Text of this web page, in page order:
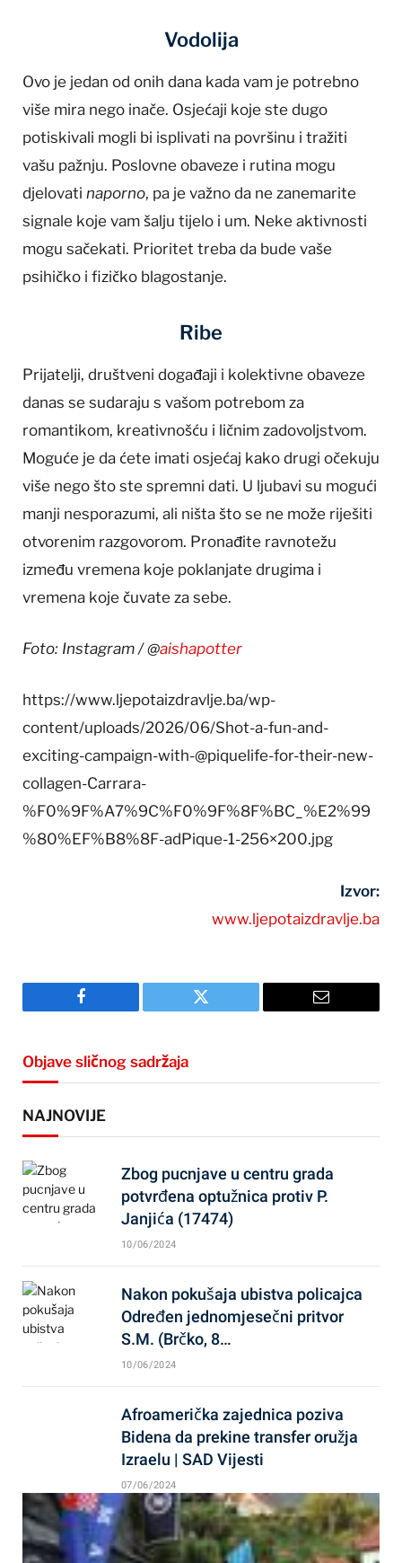
Vodolija
Ovo je jedan od onih dana kada vam je potrebno
više mira nego inače. Osjećaji koje ste dugo
potiskivali mogli bi isplivati na površinu i tražiti
vašu pažnju. Poslovne obaveze i rutina mogu
djelovati naporno, pa je važno da ne zanemarite
signale koje vam šalju tijelo i um. Neke aktivnosti
mogu sačekati. Prioritet treba da bude vaše
psihičko i fizičko blagostanje.
Ribe
Prijatelji, društveni događaji i kolektivne obaveze
danas se sudaraju s vašom potrebom za
romantikom, kreativnošću i ličnim zadovoljstvom.
Moguće je da ćete imati osjećaj kako drugi očekuju
više nego što ste spremni dati. U ljubavi su mogući
manji nesporazumi, ali ništa što se ne može riješiti
otvorenim razgovorom. Pronađite ravnotežu
između vremena koje poklanjate drugima i
vremena koje čuvate za sebe.
Foto: Instagram / @aishapotter
https://www.ljepotaizdravlje.ba/wp-
content/uploads/2026/06/Shot-a-fun-and-
exciting-campaign-with-@piquelife-for-their-new-
collagen-Carrara-
%F0%9F%A7%9C%F0%9F%8F%BC_%E2%99
%80%EF%B8%8F-adPique-1-256×200.jpg
Izvor:
www.ljepotaizdravlje.ba
Facebook Twitter Email
Objave sličnog sadržaja
NAJNOVIJE
Zbog pucnjave u centru grada
potvrđena optužnica protiv P.
Janjića (17474)
10/06/2024
Nakon pokušaja ubistva policajca
Određen jednomjesečni pritvor
S.M. (Brčko, 8…
10/06/2024
Afroamerička zajednica poziva
Bidena da prekine transfer oružja
Izraelu | SAD Vijesti
07/06/2024